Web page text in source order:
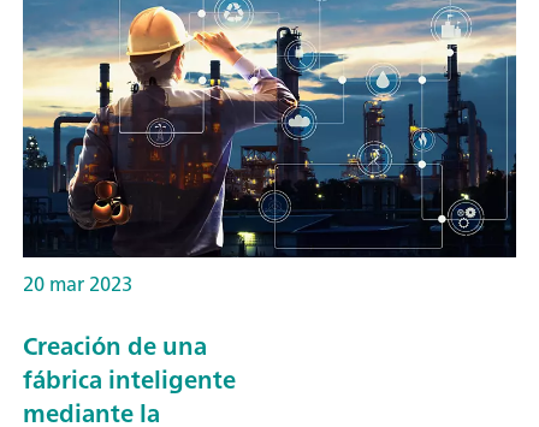
20 mar 2023
Creación de una
fábrica inteligente
mediante la